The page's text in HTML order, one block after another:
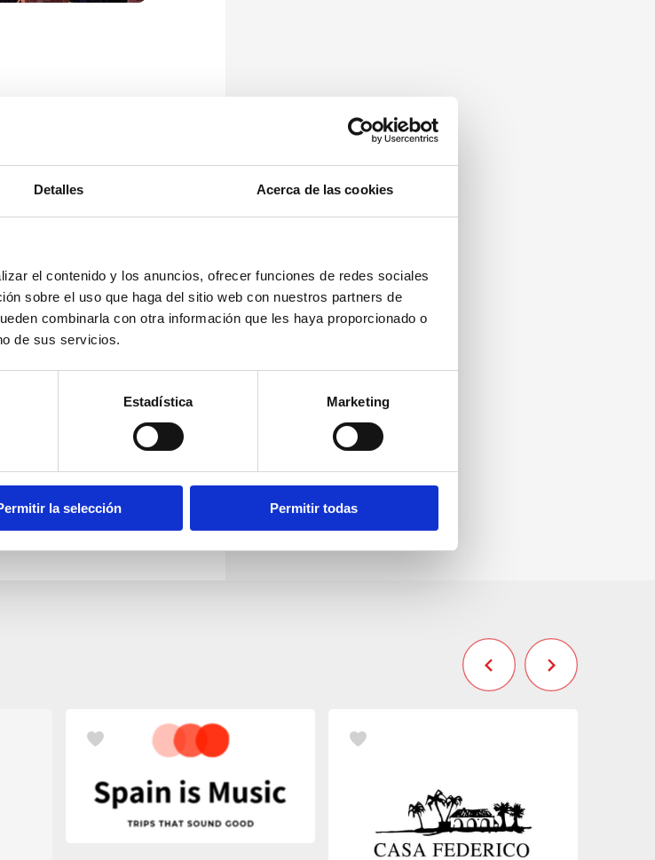
Detalles Acerca de las cookies
el contenido y los anuncios, ofrecer funciones de redes sociales
sobre el uso que haga del sitio web con nuestros partners de
combinarla con otra información que les haya proporcionado o
de sus servicios.
Estadística Marketing
la selección Permitir todas